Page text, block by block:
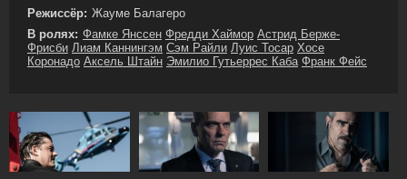
Режиссёр: Жауме Балагеро
В ролях: Фамке Янссен Фредди Хаймор Астрид Берже-
Фрисби Лиам Каннингэм Сэм Райли Луис Тосар Хосе
Коронадо Аксель Штайн Эмилио Гутьеррес Каба Франк Фейс